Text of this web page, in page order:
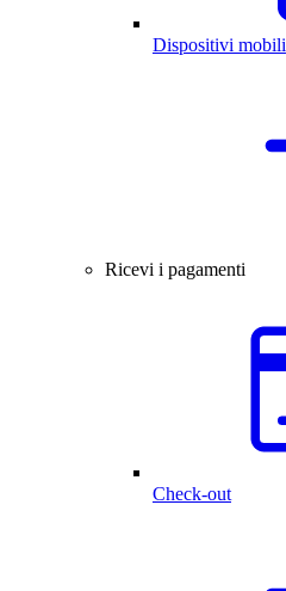
Dispositivi mobili
Ricevi i pagamenti
Check-out